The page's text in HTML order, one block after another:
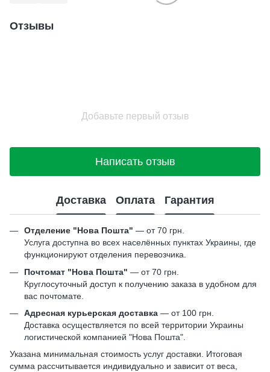
Отзывы
Добавьте первый отзыв
Написать отзыв
Доставка Оплата Гарантия
Отделение "Нова Пошта" — от 70 грн.
Услуга доступна во всех населённых пунктах Украины, где
функционируют отделения перевозчика.
Почтомат "Нова Пошта" — от 70 грн.
Круглосуточный доступ к получению заказа в удобном для
вас почтомате.
Адресная курьерская доставка — от 100 грн.
Доставка осуществляется по всей территории Украины
логистической компанией "Нова Пошта".
Указана минимальная стоимость услуг доставки. Итоговая
сумма рассчитывается индивидуально и зависит от веса,